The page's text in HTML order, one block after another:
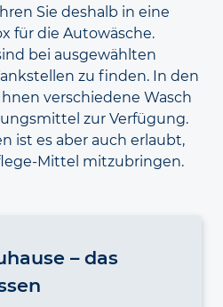
Sie deshalb in eine
für die Autowäsche.
bei ausgewählten
stellen zu finden. In den
verschiedene Wasch
mittel zur Verfügung.
ist es aber auch erlaubt,
Mittel mitzubringen.
– das